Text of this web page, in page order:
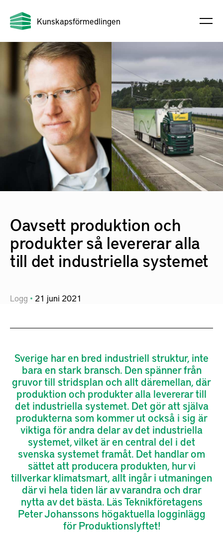
Kunskapsförmedlingen
Oavsett produktion och
produkter så levererar alla
till det industriella systemet
Logg 21 juni 2021
Sverige har en bred industriell struktur, inte
bara en stark bransch. Den spänner från
gruvor till stridsplan och allt däremellan, där
produktion och produkter alla levererar till
det industriella systemet. Det gör att själva
produkterna som kommer ut också i sig är
viktiga för andra delar av det industriella
systemet, vilket är en central del i det
svenska systemet framåt. Det handlar om
sättet att producera produkten, hur vi
tillverkar klimatsmart, allt ingår i utmaningen
där vi hela tiden lär av varandra och drar
nytta av det bästa. Läs Teknikföretagens
Peter Johanssons högaktuella logginlägg
för Produktionslyftet!